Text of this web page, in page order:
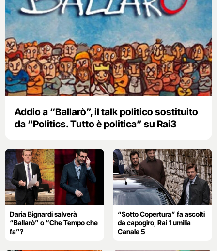
Addio a “Ballarò”, il talk politico sostituito
da “Politics. Tutto è politica” su Rai3
Daria Bignardi salverà
“Ballarò” o “Che Tempo che
fa”?
“Sotto Copertura” fa ascolti
da capogiro, Rai 1 umilia
Canale 5